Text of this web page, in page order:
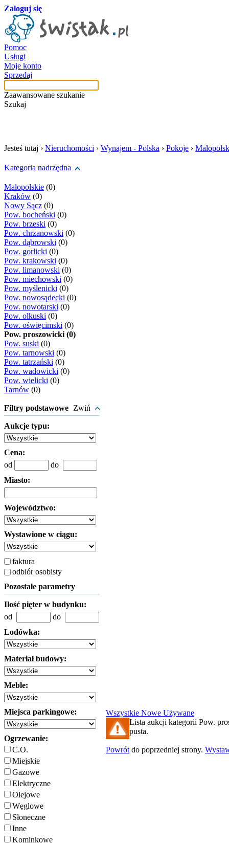
Zaloguj się
Pomoc
Usługi
Moje konto
Sprzedaj
Zaawansowane szukanie
Szukaj
Jesteś tutaj › Nieruchomości › Wynajem - Polska › Pokoje ›
Kategoria nadrzędna
Małopolskie (0)
Kraków (0)
Nowy Sącz (0)
Pow. bocheński (0)
Pow. brzeski (0)
Pow. chrzanowski (0)
Pow. dąbrowski (0)
Pow. gorlicki (0)
Pow. krakowski (0)
Pow. limanowski (0)
Pow. miechowski (0)
Pow. myślenicki (0)
Pow. nowosądecki (0)
Pow. nowotarski (0)
Pow. olkuski (0)
Pow. oświęcimski (0)
Pow. proszowicki (0)
Pow. suski (0)
Pow. tarnowski (0)
Pow. tatrzański (0)
Pow. wadowicki (0)
Pow. wielicki (0)
Tarnów (0)
Filtry podstawowe Zwiń
Aukcje typu:
Cena:
od
do
Miasto:
Województwo:
Wystawione w ciągu:
faktura
odbiór osobisty
Pozostałe parametry
Ilość pięter w budynku:
od
do
Lodówka:
Materiał budowy:
Meble:
Miejsca parkingowe:
Ogrzewanie:
C.O.
Miejskie
Gazowe
Elektryczne
Olejowe
Węglowe
Słoneczne
Inne
Kominkowe
Wszystkie Nowe Używane
Lista aukcji kategorii Pow.
pusta.
Powrót do poprzedniej strony.